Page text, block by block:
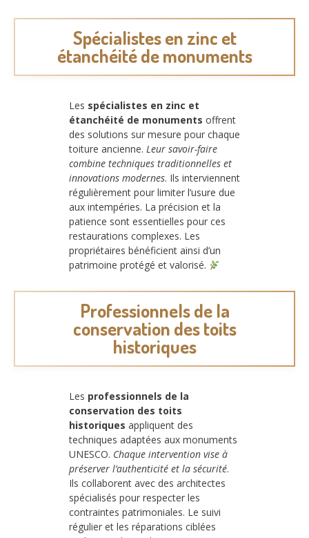
Spécialistes en zinc et
étanchéité de monuments
Les spécialistes en zinc et
étanchéité de monuments offrent
des solutions sur mesure pour chaque
toiture ancienne. Leur savoir-faire
combine techniques traditionnelles et
innovations modernes. Ils interviennent
régulièrement pour limiter l’usure due
aux intempéries. La précision et la
patience sont essentielles pour ces
restaurations complexes. Les
propriétaires bénéficient ainsi d’un
patrimoine protégé et valorisé.
Professionnels de la
conservation des toits
historiques
Les professionnels de la
conservation des toits
historiques appliquent des
techniques adaptées aux monuments
UNESCO. Chaque intervention vise à
préserver l’authenticité et la sécurité.
Ils collaborent avec des architectes
spécialisés pour respecter les
contraintes patrimoniales. Le suivi
régulier et les réparations ciblées